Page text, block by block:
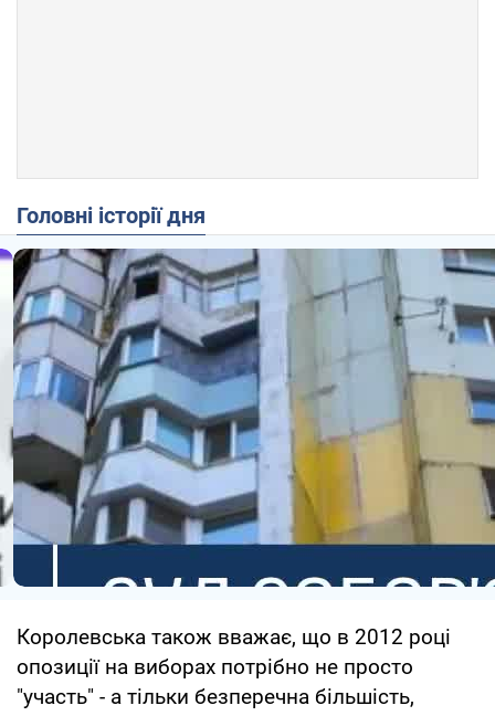
Головні історії дня
Королевська також вважає, що в 2012 році
опозиції на виборах потрібно не просто
"участь" - а тільки безперечна більшість,